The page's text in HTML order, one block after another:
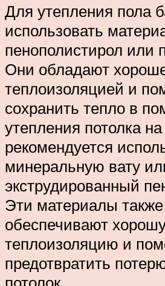
Для утепления пола
использовать
пенополистирол или
Они обладают
теплоизоляцией и
сохранить тепло в
утепления потолка
рекомендуется
минеральную вату
экструдированный
Эти материалы также
обеспечивают
теплоизоляцию и
предотвратить